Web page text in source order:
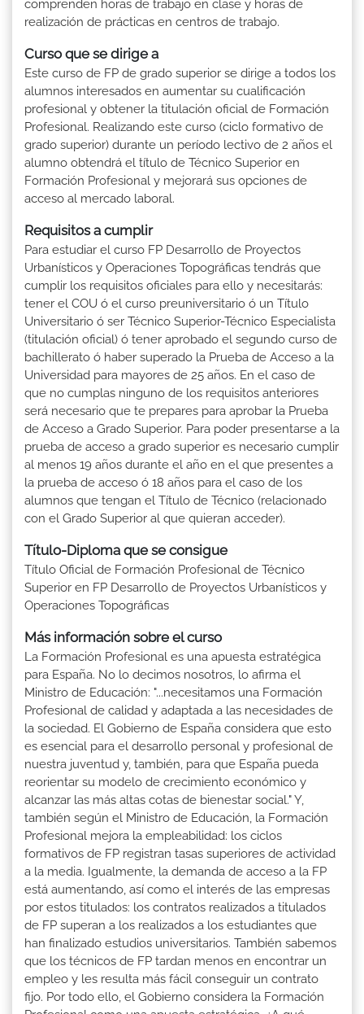
comprenden horas de trabajo en clase y horas de
realización de prácticas en centros de trabajo.
Curso que se dirige a
Este curso de FP de grado superior se dirige a todos los
alumnos interesados en aumentar su cualificación
profesional y obtener la titulación oficial de Formación
Profesional. Realizando este curso (ciclo formativo de
grado superior) durante un período lectivo de 2 años el
alumno obtendrá el título de Técnico Superior en
Formación Profesional y mejorará sus opciones de
acceso al mercado laboral.
Requisitos a cumplir
Para estudiar el curso FP Desarrollo de Proyectos
Urbanísticos y Operaciones Topográficas tendrás que
cumplir los requisitos oficiales para ello y necesitarás:
tener el COU ó el curso preuniversitario ó un Título
Universitario ó ser Técnico Superior-Técnico Especialista
(titulación oficial) ó tener aprobado el segundo curso de
bachillerato ó haber superado la Prueba de Acceso a la
Universidad para mayores de 25 años. En el caso de
que no cumplas ninguno de los requisitos anteriores
será necesario que te prepares para aprobar la Prueba
de Acceso a Grado Superior. Para poder presentarse a la
prueba de acceso a grado superior es necesario cumplir
al menos 19 años durante el año en el que presentes a
la prueba de acceso ó 18 años para el caso de los
alumnos que tengan el Título de Técnico (relacionado
con el Grado Superior al que quieran acceder).
Título-Diploma que se consigue
Título Oficial de Formación Profesional de Técnico
Superior en FP Desarrollo de Proyectos Urbanísticos y
Operaciones Topográficas
Más información sobre el curso
La Formación Profesional es una apuesta estratégica
para España. No lo decimos nosotros, lo afirma el
Ministro de Educación: "...necesitamos una Formación
Profesional de calidad y adaptada a las necesidades de
la sociedad. El Gobierno de España considera que esto
es esencial para el desarrollo personal y profesional de
nuestra juventud y, también, para que España pueda
reorientar su modelo de crecimiento económico y
alcanzar las más altas cotas de bienestar social." Y,
también según el Ministro de Educación, la Formación
Profesional mejora la empleabilidad: los ciclos
formativos de FP registran tasas superiores de actividad
a la media. Igualmente, la demanda de acceso a la FP
está aumentando, así como el interés de las empresas
por estos titulados: los contratos realizados a titulados
de FP superan a los realizados a los estudiantes que
han finalizado estudios universitarios. También sabemos
que los técnicos de FP tardan menos en encontrar un
empleo y les resulta más fácil conseguir un contrato
fijo. Por todo ello, el Gobierno considera la Formación